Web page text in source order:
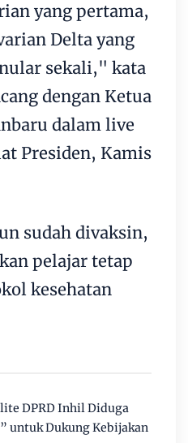
yang pertama,
Delta yang
sekali," kata
dengan Ketua
dalam live
Presiden, Kamis
sudah divaksin,
pelajar tetap
kesehatan
DPRD Inhil Diduga
untuk Dukung Kebijakan